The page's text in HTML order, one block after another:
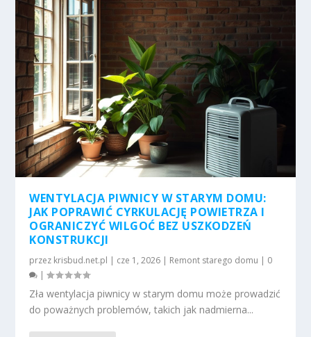
WENTYLACJA PIWNICY W STARYM DOMU:
JAK POPRAWIĆ CYRKULACJĘ POWIETRZA I
OGRANICZYĆ WILGOĆ BEZ USZKODZEŃ
KONSTRUKCJI
przez krisbud.net.pl | cze 1, 2026 | Remont starego domu | 0
|
Zła wentylacja piwnicy w starym domu może prowadzić
do poważnych problemów, takich jak nadmierna...